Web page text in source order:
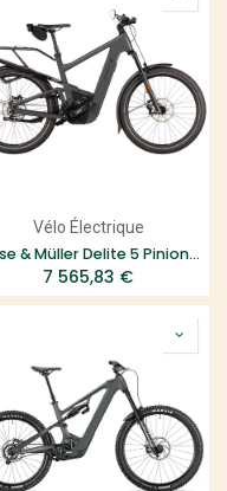
Vélo Électrique
Riese & Müller Delite 5 Pinion HS
7 565,83 €